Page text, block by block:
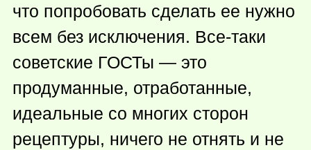
что попробовать сделать ее нужно
всем без исключения. Все-таки
советские ГОСТы — это
продуманные, отработанные,
идеальные со многих сторон
рецептуры, ничего не отнять и не